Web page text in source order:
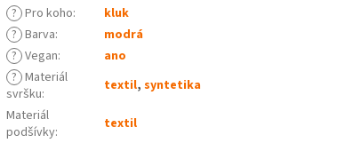
? Pro koho:
kluk
? Barva:
modrá
? Vegan:
ano
? Materiál
svršku: textil,syntetika
Materiál
podšívky:
textil